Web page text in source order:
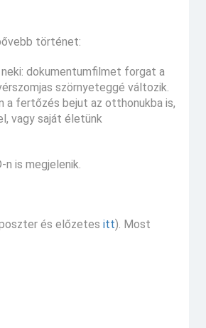
történet:
dokumentumfilmet forgat a
szörnyeteggé változik.
a fertőzés bejut az otthonukba is,
vagy saját életünk
is megjelenik.
és előzetes itt). Most